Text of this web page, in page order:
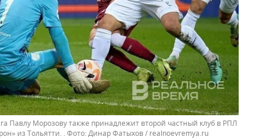
Павлу Морозову также принадлежит второй частный клуб в РПЛ
из Тольятти. .
Динар Фатыхов / realnoevremya.ru